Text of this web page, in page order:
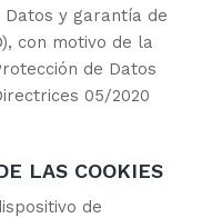
y garantía de
con motivo de la
de Datos
05/2020
LAS COOKIES
de